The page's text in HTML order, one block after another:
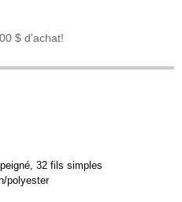
$ d'achat!
32 fils simples
polyester